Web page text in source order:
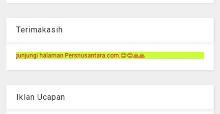
Terimakasih
Iklan Ucapan